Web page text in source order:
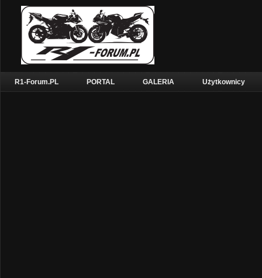
R1-Forum.PL PORTAL GALERIA Użytkownicy